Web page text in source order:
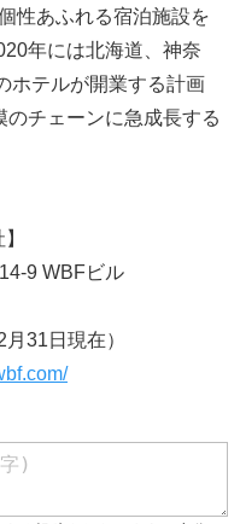
性あふれる宿泊施設を
年には北海道、神奈
ホテルが開業する計画
チェーンに急成長する
9 WBFビル
31日現在）